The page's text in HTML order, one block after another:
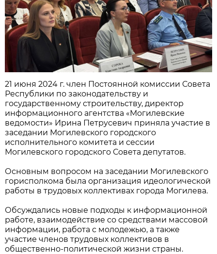
21 июня 2024 г. член Постоянной комиссии Совета
Республики по законодательству и
государственному строительству, директор
информационного агентства «Могилевские
ведомости» Ирина Петрусевич приняла участие в
заседании Могилевского городского
исполнительного комитета и сессии
Могилевского городского Совета депутатов.
Основным вопросом на заседании Могилевского
горисполкома была организация идеологической
работы в трудовых коллективах города Могилева.
Обсуждались новые подходы к информационной
работе, взаимодействие со средствами массовой
информации, работа с молодежью, а также
участие членов трудовых коллективов в
общественно-политической жизни страны.